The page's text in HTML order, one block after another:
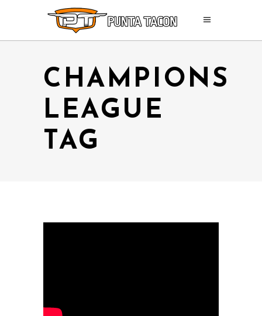
CHAMPIONS
LEAGUE
TAG